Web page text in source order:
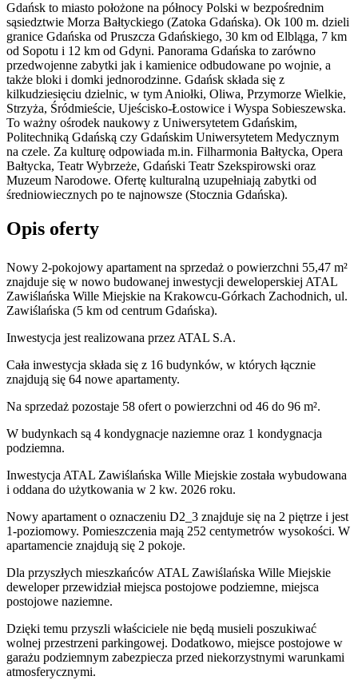
Gdańsk to miasto położone na północy Polski w bezpośrednim
sąsiedztwie Morza Bałtyckiego (Zatoka Gdańska). Ok 100 m. dzieli
granice Gdańska od Pruszcza Gdańskiego, 30 km od Elbląga, 7 km
od Sopotu i 12 km od Gdyni. Panorama Gdańska to zarówno
przedwojenne zabytki jak i kamienice odbudowane po wojnie, a
także bloki i domki jednorodzinne. Gdańsk składa się z
kilkudziesięciu dzielnic, w tym Aniołki, Oliwa, Przymorze Wielkie,
Strzyża, Śródmieście, Ujeścisko-Łostowice i Wyspa Sobieszewska.
To ważny ośrodek naukowy z Uniwersytetem Gdańskim,
Politechniką Gdańską czy Gdańskim Uniwersytetem Medycznym
na czele. Za kulturę odpowiada m.in. Filharmonia Bałtycka, Opera
Bałtycka, Teatr Wybrzeże, Gdański Teatr Szekspirowski oraz
Muzeum Narodowe. Ofertę kulturalną uzupełniają zabytki od
średniowiecznych po te najnowsze (Stocznia Gdańska).
Opis oferty
Nowy 2-pokojowy apartament na sprzedaż o powierzchni 55,47 m²
znajduje się w nowo budowanej inwestycji deweloperskiej ATAL
Zawiślańska Wille Miejskie na Krakowcu-Górkach Zachodnich, ul.
Zawiślańska (5 km od centrum Gdańska).
Inwestycja jest realizowana przez ATAL S.A.
Cała inwestycja składa się z 16 budynków, w których łącznie
znajdują się 64 nowe apartamenty.
Na sprzedaż pozostaje 58 ofert o powierzchni od 46 do 96 m².
W budynkach są 4 kondygnacje naziemne oraz 1 kondygnacja
podziemna.
Inwestycja ATAL Zawiślańska Wille Miejskie została wybudowana
i oddana do użytkowania w 2 kw. 2026 roku.
Nowy apartament o oznaczeniu D2_3 znajduje się na 2 piętrze i jest
1-poziomowy. Pomieszczenia mają 252 centymetrów wysokości. W
apartamencie znajdują się 2 pokoje.
Dla przyszłych mieszkańców ATAL Zawiślańska Wille Miejskie
deweloper przewidziałmiejsca postojowe podziemne, miejsca
postojowe naziemne.
Dzięki temu przyszli właściciele nie będą musieli poszukiwać
wolnej przestrzeni parkingowej. Dodatkowo, miejsce postojowe w
garażu podziemnym zabezpiecza przed niekorzystnymi warunkami
atmosferycznymi.